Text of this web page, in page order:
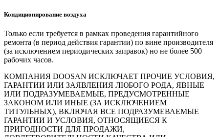
Кондиционирование воздуха
Только если требуется в рамках проведения гарантийного
ремонта (в период действия гарантии) по вине производителя
(за исключением периодических заправок) но не более 500
рабочих часов.
КОМПАНИЯ DOOSAN ИСКЛЮЧАЕТ ПРОЧИЕ УСЛОВИЯ,
ГАРАНТИИ ИЛИ ЗАЯВЛЕНИЯ ЛЮБОГО РОДА, ЯВНЫЕ
ИЛИ ПОДРАЗУМЕВАЕМЫЕ, ПРЕДУСМОТРЕННЫЕ
ЗАКОНОМ ИЛИ ИНЫЕ (ЗА ИСКЛЮЧЕНИЕМ
ТИТУЛЬНЫХ), ВКЛЮЧАЯ ВСЕ ПОДРАЗУМЕВАЕМЫЕ
ГАРАНТИИ И УСЛОВИЯ, ОТНОСЯЩИЕСЯ К
ПРИГОДНОСТИ ДЛЯ ПРОДАЖИ,